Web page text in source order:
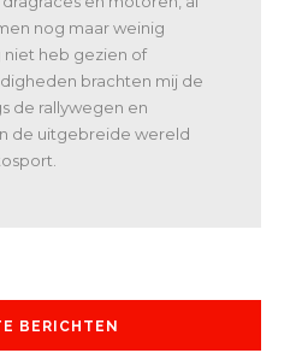
nog maar weinig
niet heb gezien of
brachten mij de
de rallywegen en
de uitgebreide wereld
BERICHTEN